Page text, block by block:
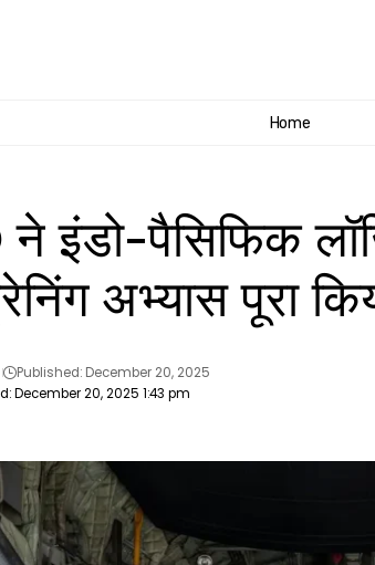
Home
इंडो-पैसिफिक
अभ्यास पूरा
December 20, 2025 1:43 pm
Published: December 20, 2025